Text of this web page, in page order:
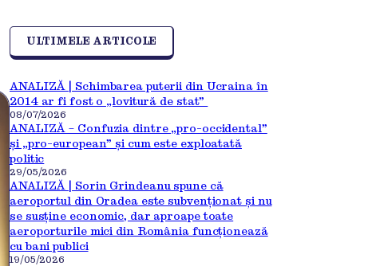
ULTIMELE ARTICOLE
ANALIZĂ | Schimbarea puterii din Ucraina în
2014 ar fi fost o „lovitură de stat”
08/07/2026
ANALIZĂ – Confuzia dintre „pro-occidental”
și „pro-european” și cum este exploatată
politic
29/05/2026
ANALIZĂ | Sorin Grindeanu spune că
aeroportul din Oradea este subvenționat și nu
se susține economic, dar aproape toate
aeroporturile mici din România funcționează
cu bani publici
19/05/2026